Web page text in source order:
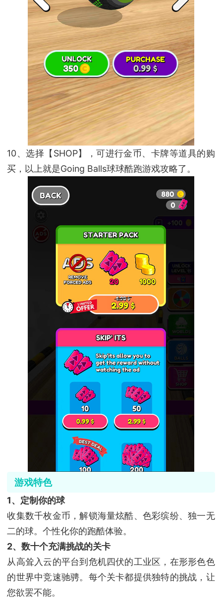
10、选择【SHOP】，可进行金币、卡牌等道具的购
买，以上就是Going Balls球球酷跑游戏攻略了。
游戏特色
1、定制你的球
收集数千枚金币，解锁海量炫酷、色彩缤纷、独一无
二的球。个性化你的跑酷体验。
2、数十个充满挑战的关卡
从高耸入云的平台到危机四伏的工业区，在形形色色
的世界中竞速驰骋。每个关卡都提供独特的挑战，让
您欲罢不能。